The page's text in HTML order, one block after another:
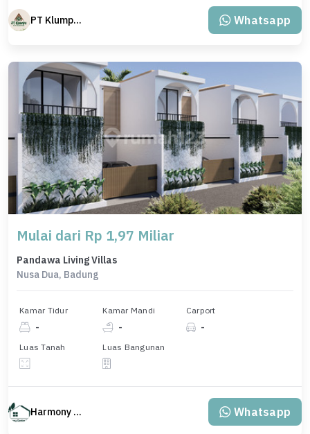
PT Klumpu Kita Sejahtera Whatsapp
Mulai dari Rp 1,97 Miliar
Pandawa Living Villas
Nusa Dua, Badung
Kamar Tidur
-
Kamar Mandi
-
Carport
-
Luas Tanah Luas Bangunan
Harmony Property Whatsapp